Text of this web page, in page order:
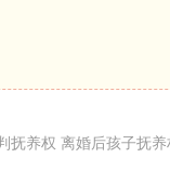
抚养权 离婚后孩子抚